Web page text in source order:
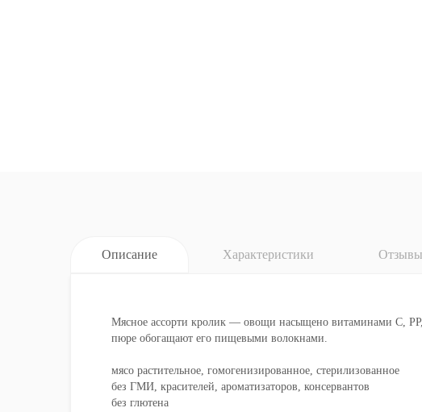
Описание Характеристики
Мясное ассорти кролик — овощи насыщено витаминами С,
пюре обогащают его пищевыми волокнами.
мясо растительное, гомогенизированное, стерилизованное
без ГМИ, красителей, ароматизаторов, консервантов
без глютена